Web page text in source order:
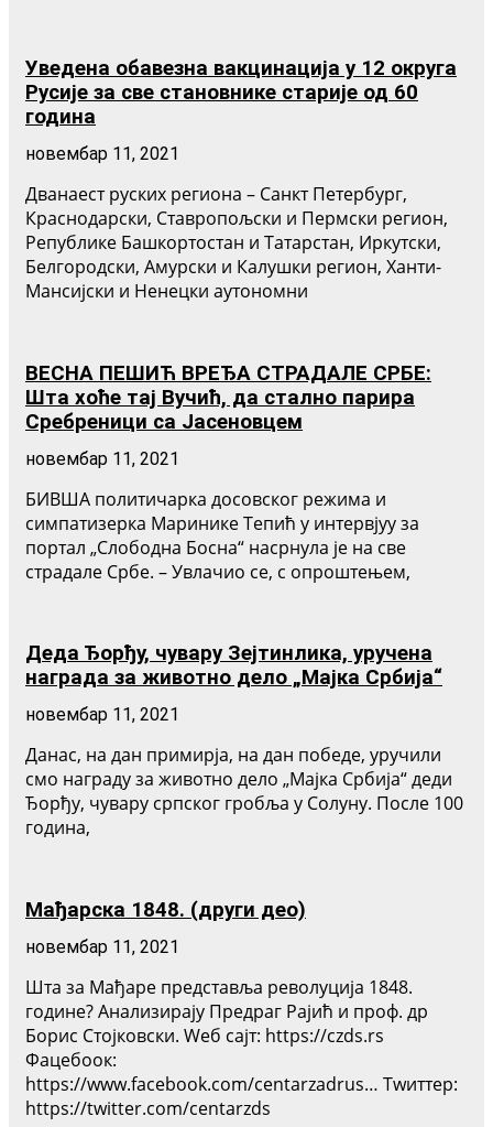
Уведена обавезна вакцинација у 12 округа
Русије за све становнике старије од 60
година
новембар 11, 2021
Дванаест руских региона – Санкт Петербург,
Краснодарски, Ставропољски и Пермски регион,
Републике Башкортостан и Татарстан, Иркутски,
Белгородски, Амурски и Калушки регион, Ханти-
Мансијски и Ненецки аутономни
ВЕСНА ПЕШИЋ ВРЕЂА СТРАДАЛЕ СРБЕ:
Шта хоће тај Вучић, да стално парира
Сребреници са Јасеновцем
новембар 11, 2021
БИВША политичарка досовског режима и
симпатизерка Маринике Тепић у интервјуу за
портал „Слободна Босна“ насрнула је на све
страдале Србе. – Увлачио се, с опроштењем,
Деда Ђорђу, чувару Зејтинлика, уручена
награда за животно дело „Мајка Србија“
новембар 11, 2021
Данас, на дан примирја, на дан победе, уручили
смо награду за животно дело „Мајка Србија“ деди
Ђорђу, чувару српског гробља у Солуну. После 100
година,
Мађарска 1848. (други део)
новембар 11, 2021
Шта за Мађаре представља револуција 1848.
године? Анализирају Предраг Рајић и проф. др
Борис Стојковски. Wеб сајт: https://czds.rs
Фацебоок:
https://www.facebook.com/centarzadrus… Тwиттер:
https://twitter.com/centarzds